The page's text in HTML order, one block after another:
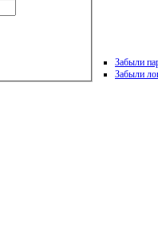
Забыли
Забыли